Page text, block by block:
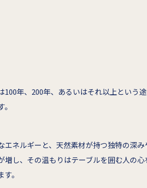
100年、200年、あるいはそれ以上という
エネルギーと、天然素材が持つ独特の深
増し、その温もりはテーブルを囲む人の
。